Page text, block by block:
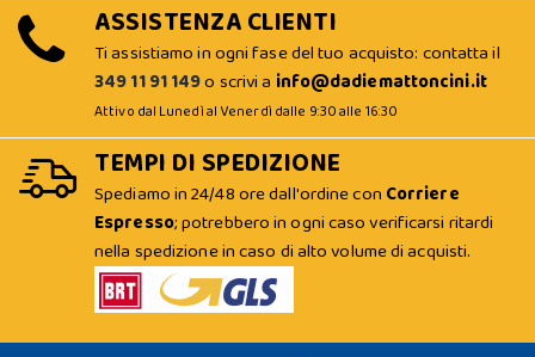
ASSISTENZA CLIENTI
Ti assistiamo in ogni fase del tuo acquisto: contatta il
349 11 91 149o scrivi a info@dadiemattoncini.it
Attivo dal Lunedì al Venerdì dalle 9:30 alle 16:30
TEMPI DI SPEDIZIONE
Spediamo in 24/48 ore dall'ordine con Corriere
Espresso; potrebbero in ogni caso verificarsi ritardi
nella spedizione in caso di alto volume di acquisti.